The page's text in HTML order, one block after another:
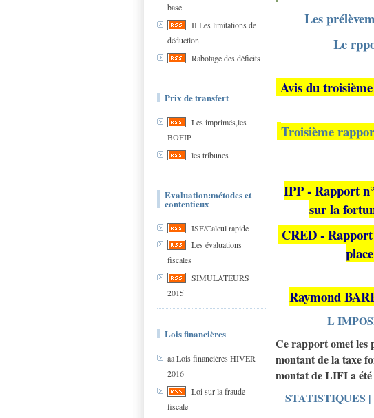
base
II Les limitations de
déduction
Rabotage des déficits
Prix de transfert
Les imprimés,les
BOFIP
les tribunes
Evaluation:métodes et
contentieux
ISF/Calcul rapide
Les évaluations
fiscales
SIMULATEURS
2015
Lois financières
aa Lois financières HIVER
2016
Loi sur la fraude
fiscale
Les
Le
Avis du
Troisième
IPP - Rapport
sur la
CRED -
Raymond
L
Ce rapport omet les
montant de la taxe
montat de LIFI a été
STATISTIQUES